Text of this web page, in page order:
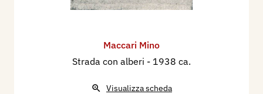
Maccari Mino
Strada con alberi - 1938 ca.
Visualizza scheda